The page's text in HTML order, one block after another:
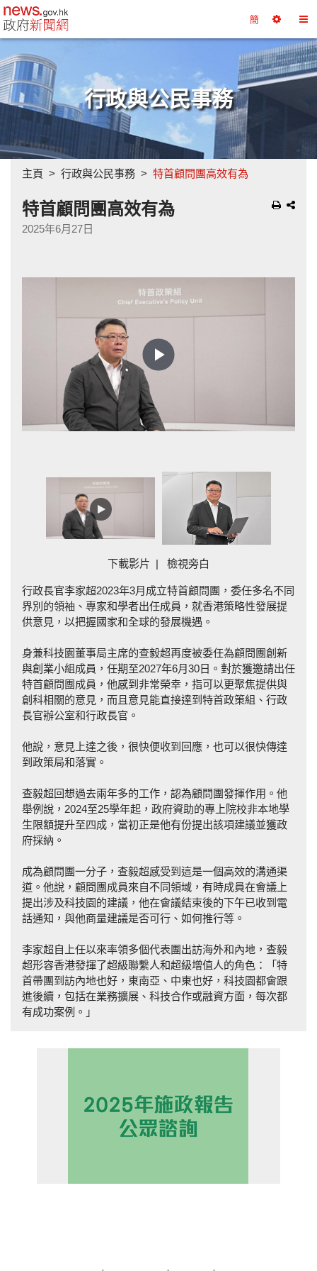
政府新聞網主頁 簡
擇
工
具
換
目
錄
行政與公民事務
主頁 行政與公民事務 特首顧問團高效有為
特首顧問團高效有為
2025年6月27日
Play
下載影片 | 檢視旁白
行政長官李家超2023年3月成立特首顧問團，委任多名不同
界別的領袖、專家和學者出任成員，就香港策略性發展提
供意見，以把握國家和全球的發展機遇。
身兼科技園董事局主席的查毅超再度被委任為顧問團創新
與創業小組成員，任期至2027年6月30日。對於獲邀請出任
特首顧問團成員，他感到非常榮幸，指可以更聚焦提供與
創科相關的意見，而且意見能直接達到特首政策組、行政
長官辦公室和行政長官。
他說，意見上達之後，很快便收到回應，也可以很快傳達
到政策局和落實。
查毅超回想過去兩年多的工作，認為顧問團發揮作用。他
舉例說，2024至25學年起，政府資助的專上院校非本地學
生限額提升至四成，當初正是他有份提出該項建議並獲政
府採納。
成為顧問團一分子，查毅超感受到這是一個高效的溝通渠
道。他說，顧問團成員來自不同領域，有時成員在會議上
提出涉及科技園的建議，他在會議結束後的下午已收到電
話通知，與他商量建議是否可行、如何推行等。
李家超自上任以來率領多個代表團出訪海外和內地，查毅
超形容香港發揮了超級聯繫人和超級增值人的角色：「特
首帶團到訪內地也好，東南亞、中東也好，科技園都會跟
進後續，包括在業務擴展、科技合作或融資方面，每次都
有成功案例。」